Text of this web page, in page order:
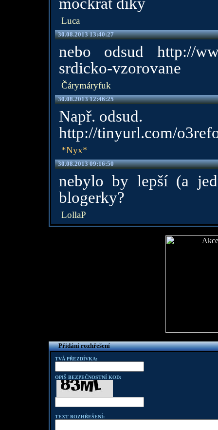
Luca
30.08.2013 13:40:27
nebo odsud http://
srdicko-vzorovane
Čárymáryfuk
30.08.2013 12:46:25
Např. odsud.
http://tinyurl.com/
*Nyx*
30.08.2013 09:16:50
nebylo by lepší (a
blogerky?
LollaP
Přidání rozhřešení
TVÁ PŘEZDÍVKA:
OPIŠ BEZPEČNOSTNÍ KOD:
TEXT ROZHŘEŠENÍ: